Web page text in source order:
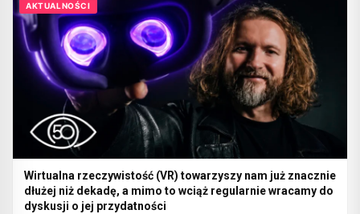
AKTUALNOŚCI
Wirtualna rzeczywistość (VR) towarzyszy nam już znacznie
dłużej niż dekadę, a mimo to wciąż regularnie wracamy do
dyskusji o jej przydatności